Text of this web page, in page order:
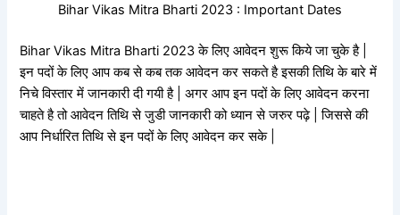
Bihar Vikas Mitra Bharti 2023 : Important Dates
Bihar Vikas Mitra Bharti 2023 के लिए आवेदन शुरू किये जा चुके है |
इन पदों के लिए आप कब से कब तक आवेदन कर सकते है इसकी तिथि के बारे में
निचे विस्तार में जानकारी दी गयी है | अगर आप इन पदों के लिए आवेदन करना
चाहते है तो आवेदन तिथि से जुडी जानकारी को ध्यान से जरुर पढ़े | जिससे की
आप निर्धारित तिथि से इन पदों के लिए आवेदन कर सके |